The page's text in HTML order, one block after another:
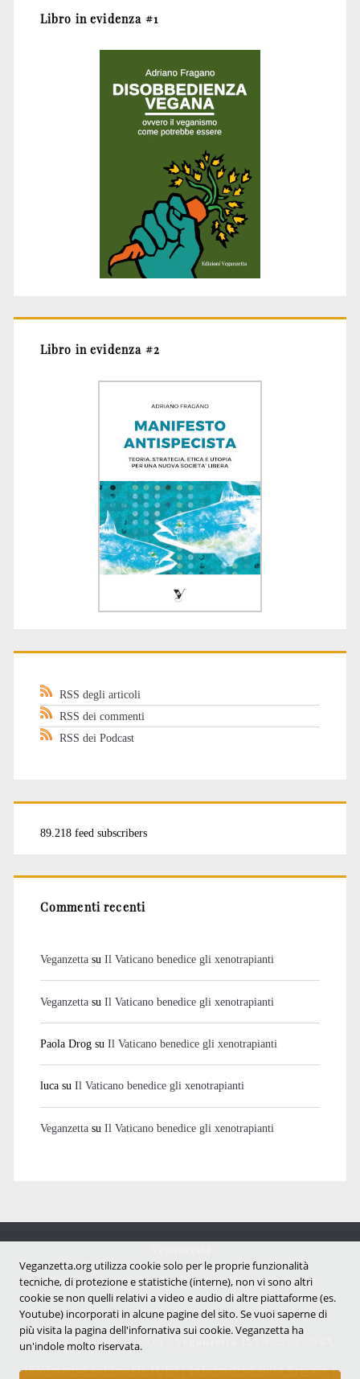
Libro in evidenza #1
Libro in evidenza #2
RSS degli articoli
RSS dei commenti
RSS dei Podcast
89.218 feed subscribers
Commenti recenti
Veganzettasu Il Vaticano benedice gli xenotrapianti
Veganzettasu Il Vaticano benedice gli xenotrapianti
Paola Drogsu Il Vaticano benedice gli xenotrapianti
lucasu Il Vaticano benedice gli xenotrapianti
Veganzettasu Il Vaticano benedice gli xenotrapianti
Notizie dal mondo vegan e antispecista
Copyright © 2007 - 2026 |
Informativa sui cookie (UE)|Informativa sulla Privacy|
Veganzetta.org utilizza cookie solo per le proprie funzionalità
tecniche, di protezione e statistiche (interne), non vi sono altri
cookie se non quelli relativi a video e audio di altre piattaforme (es.
Youtube) incorporati in alcune pagine del sito. Se vuoi saperne di
più visita la pagina dell'infornativa sui cookie. Veganzetta ha
un'indole molto riservata.